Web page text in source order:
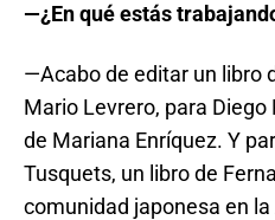
—¿En qué estás
—Acabo de editar un libro
Mario Levrero, para Diego
de Mariana Enríquez. Y
Tusquets, un libro de
comunidad japonesa en